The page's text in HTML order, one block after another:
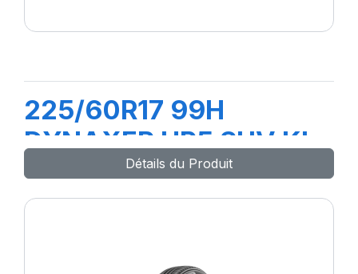
225/60R17 99H
DYNAXER HP5 SUV KL
Détails du Produit